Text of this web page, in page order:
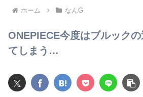
ホーム なんG
ONEPIECE今度はブルック
てしまう…